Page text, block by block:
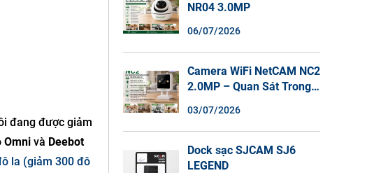
đang được giảm
Omni và Deebot
la (giảm 300 đô
NR04 3.0MP
06/07/2026
Camera WiFi NetCAM NC2
2.0MP – Quan Sát Trong
Màu Ban Đêm, Đàm Thoại
2 Chiều
03/07/2026
Dock sạc SJCAM SJ6
LEGEND